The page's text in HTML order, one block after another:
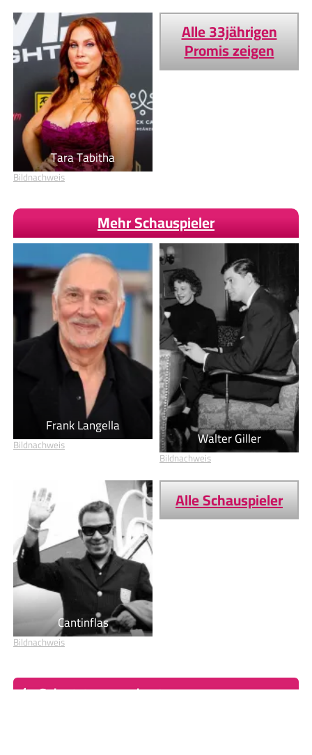
Tara Tabitha
Bildnachweis
Alle 33jährigen
Promis zeigen
Mehr Schauspieler
Frank Langella
Bildnachweis Walter Giller
Bildnachweis
Cantinflas
Bildnachweis
Alle Schauspieler
Geburtstage von heute